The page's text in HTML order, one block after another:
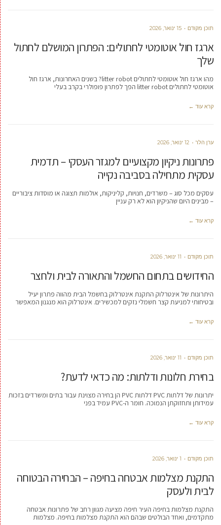
תוכן מקודם 15 ינואר, 2026
ארגז חול אוטומטי לחתולים: הפתרון המושלם לחתול
שלך
מהו ארגז חול אוטומטי לחתולים litter robot? בשנים האחרונות, ארגז חול
אוטומטי לחתולים litter robot הפך לפתרון פופולרי בקרב בעלי
קרא עוד ←
ערן הלר 12 ינואר, 2026
פתרונות ניקיון מקצועיים למגזר העסקי – תדמית
עסקית מתחילה בסביבה נקייה
עסקים מכל סוג – משרדים, חנויות, קליניקות, אולמות תצוגה או מוסדות ציבוריים
– מבינים היום שהניקיון הוא לא רק עניין
קרא עוד ←
תוכן מקודם 11 ינואר, 2026
החידושים בתחום החשמל והתאורה לבית ולחצר
היתרונות של אינטרלוק התקנת אינטרלוק בחשמל הבית מהווה פתרון יעיל
ובטיחותי למניעת קצר חשמלי נזקים למכשירים. אינטרלוק הוא מנגנון המאפשר
קרא עוד ←
תוכן מקודם 11 ינואר, 2026
בחירת חלונות ודלתות: מה כדאי לדעת?
יתרונות של דלתות PVC דלתות PVC הן בחירה מצוינת עבור בתים ומשרדים בזכות
עמידותן ותחזוקתן הנמוכה. חומר ה-PVC עמיד בפני
קרא עוד ←
תוכן מקודם 1 ינואר, 2026
התקנת מצלמות אבטחה בחיפה – הבחירה הבטוחה
לבית ולעסק
התקנת מצלמות בחיפה העיר חיפה מציעה מגוון רחב של פתרונות אבטחה
מתקדמים, ואחד הבולטים שבהם הוא התקנת מצלמות בחיפה. מצלמות